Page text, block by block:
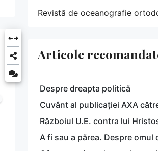
Revistă de oceanografie
Articole
Despre dreapta politică
Cuvânt al publicației AXA
Războiul U.E. contra lui
A fi sau a părea. Despre omul